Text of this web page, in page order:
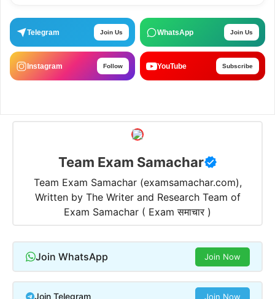
Telegram Join Us WhatsApp Join Us
Instagram Follow YouTube Subscribe
Team Exam Samachar
Team Exam Samachar (examsamachar.com),
Written by The Writer and Research Team of
Exam Samachar ( Exam समाचार )
Join WhatsApp Join Now
Join Telegram Join Now